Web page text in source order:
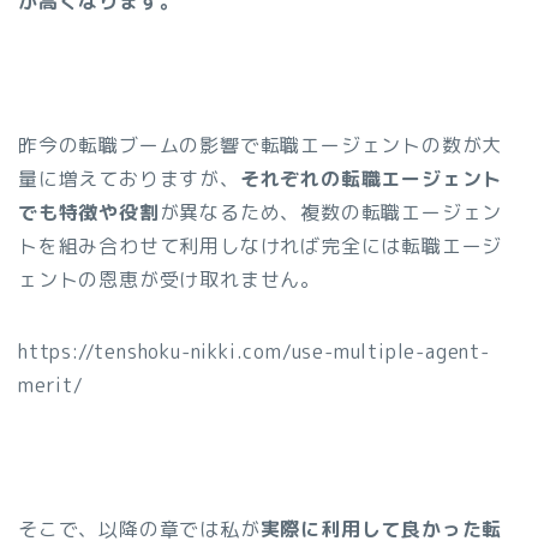
昨今の転職ブームの影響で転職エージェントの数が大
量に増えておりますが、 それぞれの転職エージェント
でも特徴や役割が異なるため、複数の転職エージェン
トを組み合わせて利用しなければ完全には転職エージ
ェントの恩恵が受け取れません。
https://tenshoku-nikki.com/use-multiple-agent-
merit/
そこで、以降の章では私が実際に利用して良かった転